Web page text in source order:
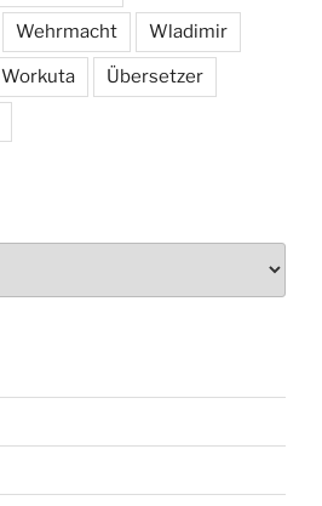
Wehrmacht Wladimir
Workuta Übersetzer